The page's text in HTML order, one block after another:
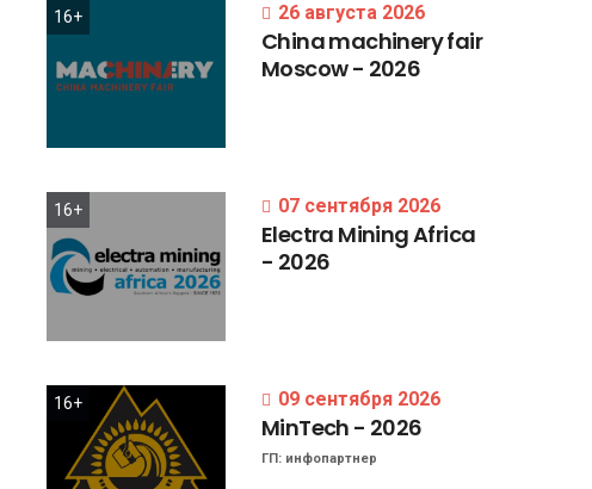
16+ 26 августа 2026
Chinamachineryfair
Moscow- 2026
16+ 07 сентября 2026
Electra MiningAfrica
- 2026
16+ 09 сентября 2026
MinTech - 2026
ГП: инфопартнер